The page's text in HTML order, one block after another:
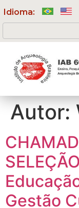
Idioma:
Autor:
Gestão